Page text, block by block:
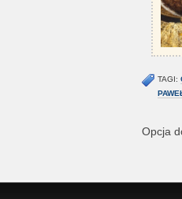
TAGI:
Opcja